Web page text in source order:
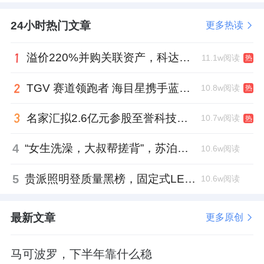
24小时热门文章 更多热读
溢价220%并购关联资产，科达制造近75亿元重组被否 11.1w阅读 热
TGV 赛道领跑者 海目星携手蓝思科技掘金先进封装 10.8w阅读 热
名家汇拟2.6亿元参股至誉科技，跨界布局工业级固态存储 10.7w阅读 热
4 “女生洗澡，大叔帮搓背”，苏泊尔AI擦边广告紧急下架 10.6w阅读
5 贵派照明登质量黑榜，固定式LED灯具抽检不合格 10.6w阅读
最新文章 更多原创
马可波罗，下半年靠什么稳